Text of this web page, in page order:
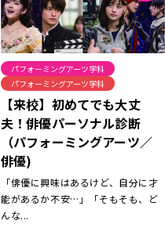
パフォーミングアーツ学科
パフォーミングアーツ学科
【来校】初めてでも大丈
夫！俳優パーソナル診断
（パフォーミングアーツ／
俳優)
「俳優に興味はあるけど、自分に才
能があるか不安…」「そもそも、ど
んな...